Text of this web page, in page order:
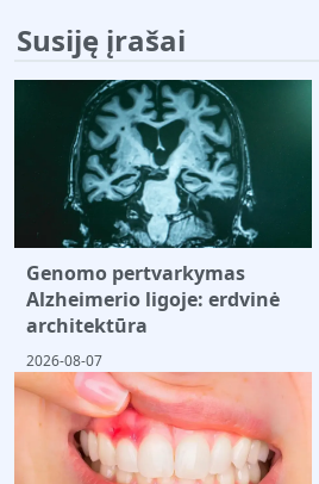
Susiję įrašai
Genomo pertvarkymas
Alzheimerio ligoje: erdvinė
architektūra
2026-08-07